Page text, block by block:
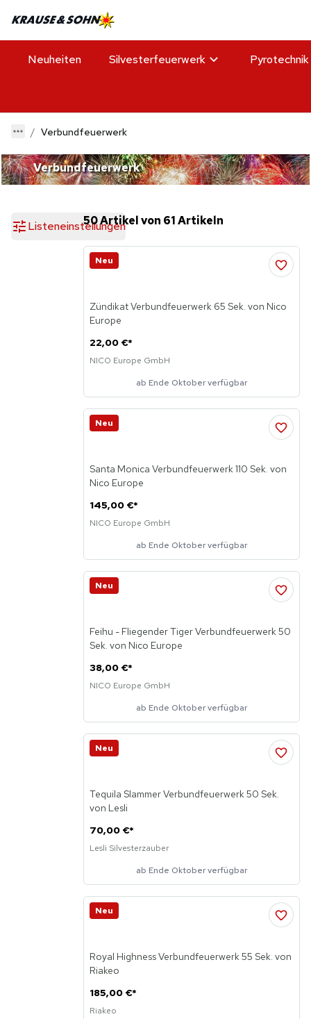
Neuheiten Silvesterfeuerwerk Pyrotechnik
Verbundfeuerwerk
Verbundfeuerwerk
Listeneinstellungen50 Artikel von 61 Artikeln
Neu
Zündikat Verbundfeuerwerk 65 Sek. von Nico
Europe
22,00 €*
NICO Europe GmbH
ab Ende Oktober verfügbar
Neu
Santa Monica Verbundfeuerwerk 110 Sek. von
Nico Europe
145,00 €*
NICO Europe GmbH
ab Ende Oktober verfügbar
Neu
Feihu - Fliegender Tiger Verbundfeuerwerk 50
Sek. von Nico Europe
38,00 €*
NICO Europe GmbH
ab Ende Oktober verfügbar
Neu
Tequila Slammer Verbundfeuerwerk 50 Sek.
von Lesli
70,00 €*
Lesli Silvesterzauber
ab Ende Oktober verfügbar
Neu
Royal Highness Verbundfeuerwerk 55 Sek. von
Riakeo
185,00 €*
Riakeo